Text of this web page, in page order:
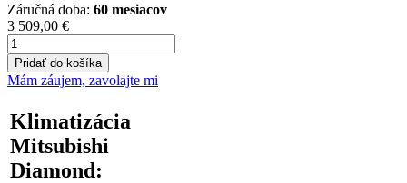
Záručná doba: 60 mesiacov
3 509,00 €
množstvo
Mitsubishi
Diamond
Onyxovo
kW
(MSZ-
LN60VG2B
Pridať do košíka
Mám záujem, zavolajte mi
Klimatizácia
Mitsubishi
Diamond: